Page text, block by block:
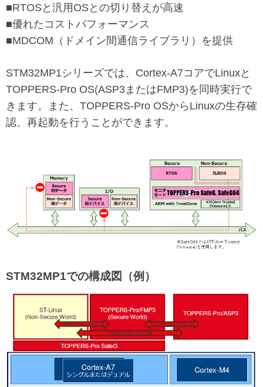
■RTOSと汎用OSとの切り替えが高速
■優れたコストパフォーマンス
■MDCOM（ドメイン間通信ライブラリ）を提供
STM32MP1シリーズでは、Cortex-A7コアでLinuxと
TOPPERS-Pro OS(ASP3またはFMP3)を同時実行で
きます。また、TOPPERS-Pro OSからLinuxの生存確
認、再起動を行うことができます。
STM32MP1での構成図（例）